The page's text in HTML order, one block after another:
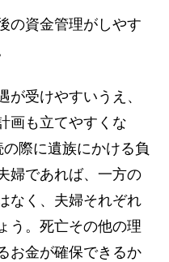
の資金管理がしやす
が受けやすいうえ、
画も立てやすくな
際に遺族にかける負
婦であれば、一方の
なく、夫婦それぞれ
う。死亡その他の理
お金が確保できるか